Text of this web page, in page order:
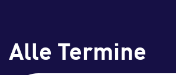
Alle Termine